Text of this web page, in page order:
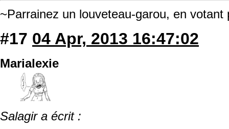
~Parrainez un louveteau-garou, en
#17 04 Apr, 2013 16:47:02
Marialexie
Salagir a écrit :